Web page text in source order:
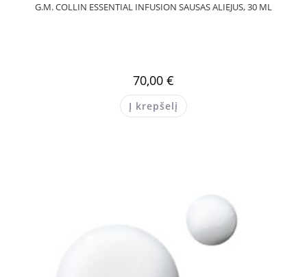
G.M. COLLIN ESSENTIAL INFUSION SAUSAS ALIEJUS, 30 ML
70,00 €
Į krepšelį